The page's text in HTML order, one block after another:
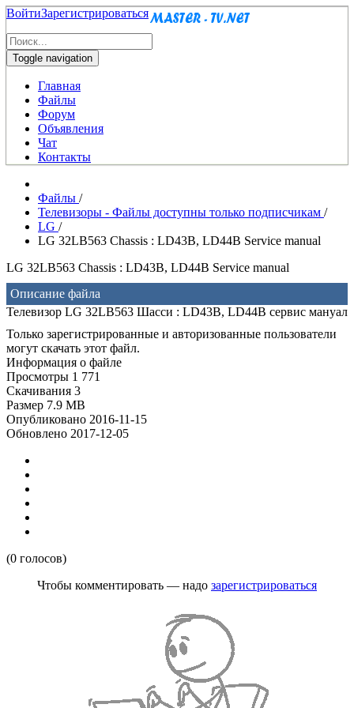
ВойтиЗарегистрироваться
Toggle navigation
Главная
Файлы
Форум
Объявления
Чат
Контакты
Файлы /
Телевизоры - Файлы доступны только подписчикам /
LG /
LG 32LB563 Chassis : LD43B, LD44B Service manual
LG 32LB563 Chassis : LD43B, LD44B Service manual
Описание файла
Телевизор LG 32LB563 Шасси : LD43B, LD44B сервис мануал
Только зарегистрированные и авторизованные пользователи
могут скачать этот файл.
Информация о файле
Просмотры 1 771
Скачивания 3
Размер 7.9 MB
Опубликовано 2016-11-15
Обновлено 2017-12-05
(0 голосов)
Чтобы комментировать — надо зарегистрироваться